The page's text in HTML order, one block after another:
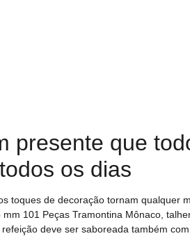
presente que
todos os dias
toques de decoração tornam qualquer
101 Peças Tramontina Mônaco,
deve ser saboreada também